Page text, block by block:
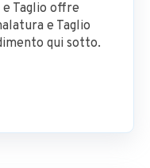
Taglio offre
e Taglio
qui sotto.